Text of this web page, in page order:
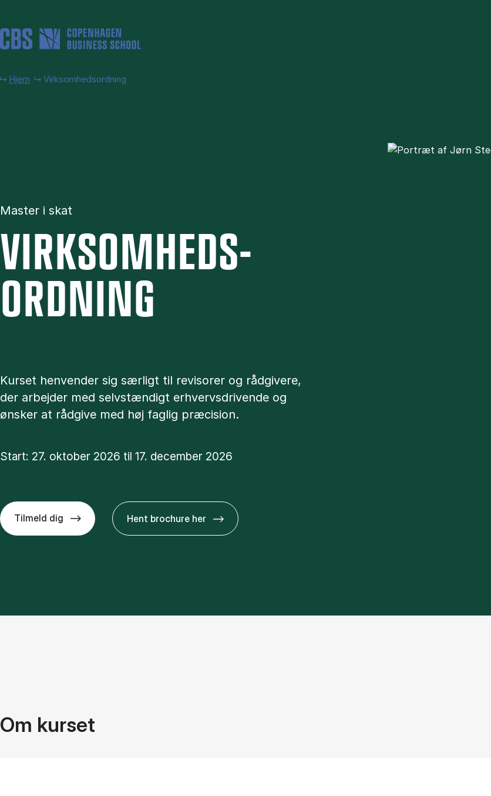
Hjem Virksomhedsordning
Master i skat
VIRK­SOM­HEDS­
ORD­NING
Kurset henvender sig særligt til revisorer og rådgivere,
der arbejder med selvstændigt erhvervsdrivende og
ønsker at rådgive med høj faglig præcision.
Start: 27. oktober 2026 til 17. december 2026
Tilmeld dig Hent brochure her
Om kurset